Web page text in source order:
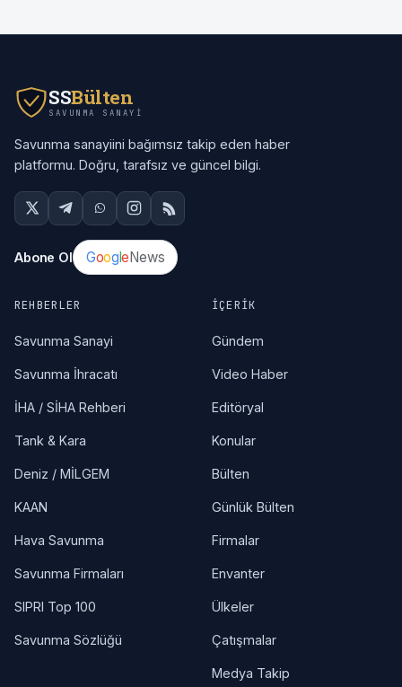
SSBülten
SAVUNMA SANAYI
Savunma sanayiini bağımsız takip eden haber
platformu. Doğru, tarafsız ve güncel bilgi.
Abone Ol GoogleNews
REHBERLER
Savunma Sanayi
Savunma İhracatı
İHA / SİHA Rehberi
Tank & Kara
Deniz / MİLGEM
KAAN
Hava Savunma
Savunma Firmaları
SIPRI Top 100
Savunma Sözlüğü
İÇERIK
Gündem
Video Haber
Editöryal
Konular
Bülten
Günlük Bülten
Firmalar
Envanter
Ülkeler
Çatışmalar
Medya Takip